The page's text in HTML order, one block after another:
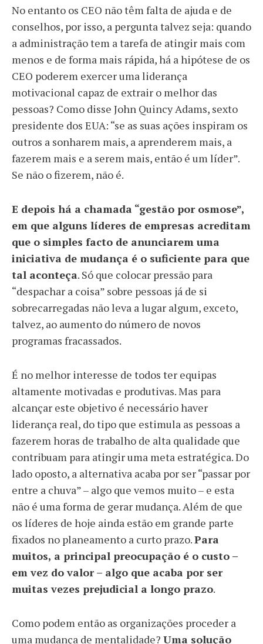
No entanto os CEO não têm falta de ajuda e de
conselhos, por isso, a pergunta talvez seja: quando
a administração tem a tarefa de atingir mais com
menos e de forma mais rápida, há a hipótese de os
CEO poderem exercer uma liderança
motivacional capaz de extrair o melhor das
pessoas? Como disse John Quincy Adams, sexto
presidente dos EUA: “se as suas ações inspiram os
outros a sonharem mais, a aprenderem mais, a
fazerem mais e a serem mais, então é um líder”.
Se não o fizerem, não é.
E depois há a chamada “gestão por osmose”,
em que alguns líderes de empresas acreditam
que o simples facto de anunciarem uma
iniciativa de mudança é o suficiente para que
tal aconteça. Só que colocar pressão para
“despachar a coisa” sobre pessoas já de si
sobrecarregadas não leva a lugar algum, exceto,
talvez, ao aumento do número de novos
programas fracassados.
É no melhor interesse de todos ter equipas
altamente motivadas e produtivas. Mas para
alcançar este objetivo é necessário haver
liderança real, do tipo que estimula as pessoas a
fazerem horas de trabalho de alta qualidade que
contribuam para atingir uma meta estratégica. Do
lado oposto, a alternativa acaba por ser “passar por
entre a chuva” – algo que vemos muito – e esta
não é uma forma de gerar mudança. Além de que
os líderes de hoje ainda estão em grande parte
fixados no planeamento a curto prazo.Para
muitos, a principal preocupação é o custo –
em vez do valor – algo que acaba por ser
muitas vezes prejudicial a longo prazo.
Como podem então as organizações proceder a
uma mudança de mentalidade? Uma solução